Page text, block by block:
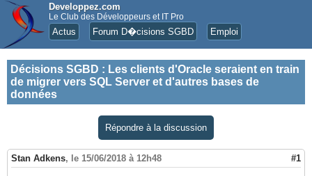
Developpez.com
Le Club des Développeurs et IT Pro
Actus Forum D�cisions SGBD Emploi
Décisions SGBD : Les clients d'Oracle seraient en train
de migrer vers SQL Server et d'autres bases de
données
Répondre à la discussion
Stan Adkens, le 15/06/2018 à 12h48 #1